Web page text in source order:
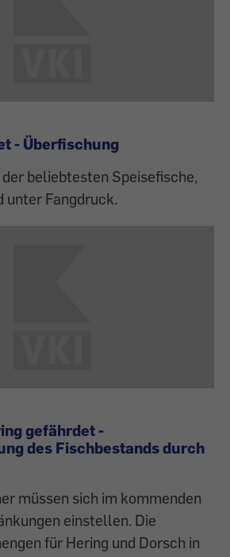
- Überfischung
beliebtesten Speisefische,
unter Fangdruck.
gefährdet -
des Fischbestands durch
müssen sich im kommenden
einstellen. Die
für Hering und Dorsch in